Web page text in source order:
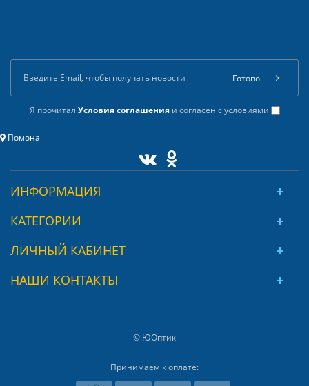
Я прочитал Условия соглашенияи согласен с условиями
Готово
Помона
ИНФОРМАЦИЯ
КАТЕГОРИИ
ЛИЧНЫЙ КАБИНЕТ
НАШИ КОНТАКТЫ
© ЮОптик
Принимаем к оплате: